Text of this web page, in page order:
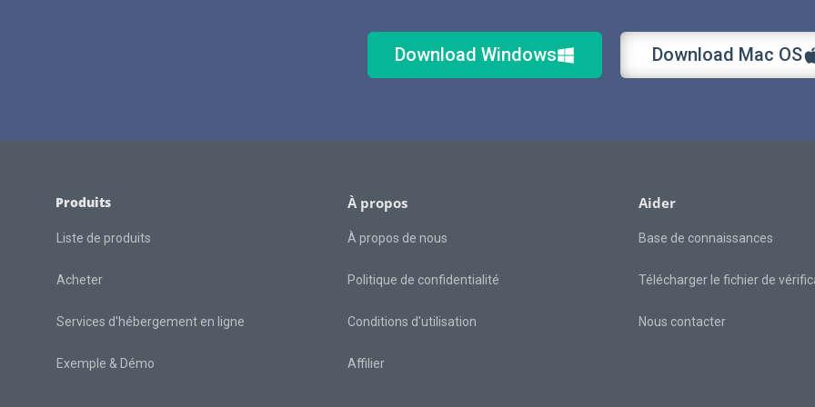
Download Windows Download Mac OS
Produits
Liste de produits
Acheter
Services d'hébergement en ligne
Exemple & Démo
À propos
À propos de nous
Politique de confidentialité
Conditions d'utilisation
Affilier
Aider
Base de connaissances
Télécharger le fichier de
Nous contacter